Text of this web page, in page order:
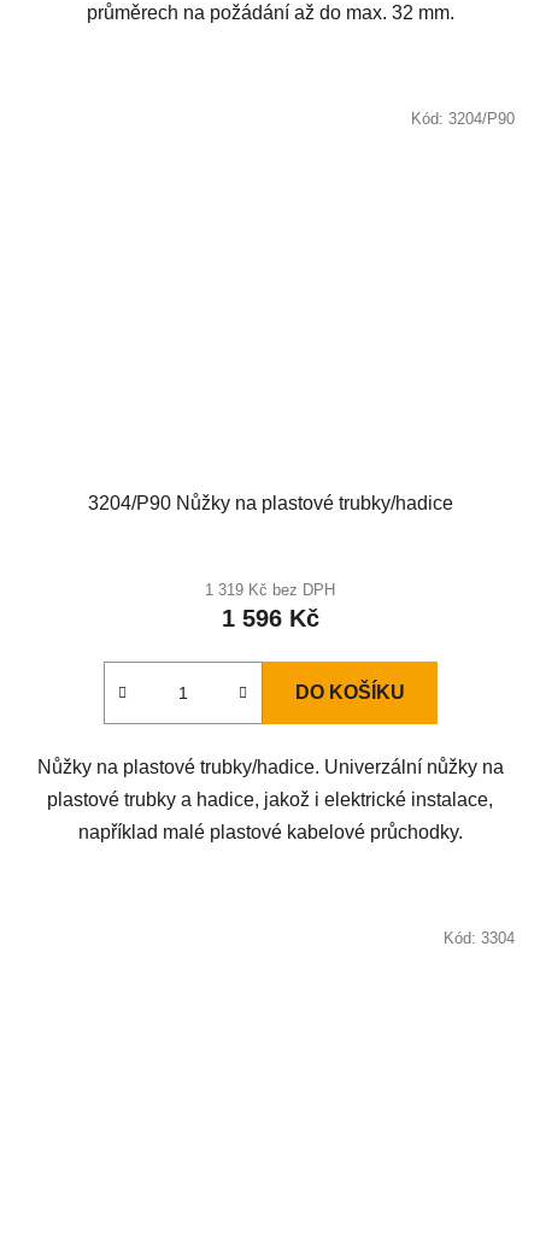
průměrech na požádání až do max. 32 mm.
3204/P90 Nůžky na plastové trubky/hadice
1 319 Kč bez DPH
1 596 Kč
DO KOŠÍKU
Nůžky na plastové trubky/hadice. Univerzální nůžky na
plastové trubky a hadice, jakož i elektrické instalace,
například malé plastové kabelové průchodky.
Kód: 3204/P90
Kód: 3304